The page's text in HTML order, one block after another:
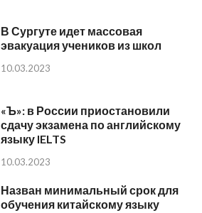
В Сургуте идет массовая
эвакуация учеников из школ
10.03.2023
«Ъ»: в России приостановили
сдачу экзамена по английскому
языку IELTS
10.03.2023
Назван минимальный срок для
обучения китайскому языку